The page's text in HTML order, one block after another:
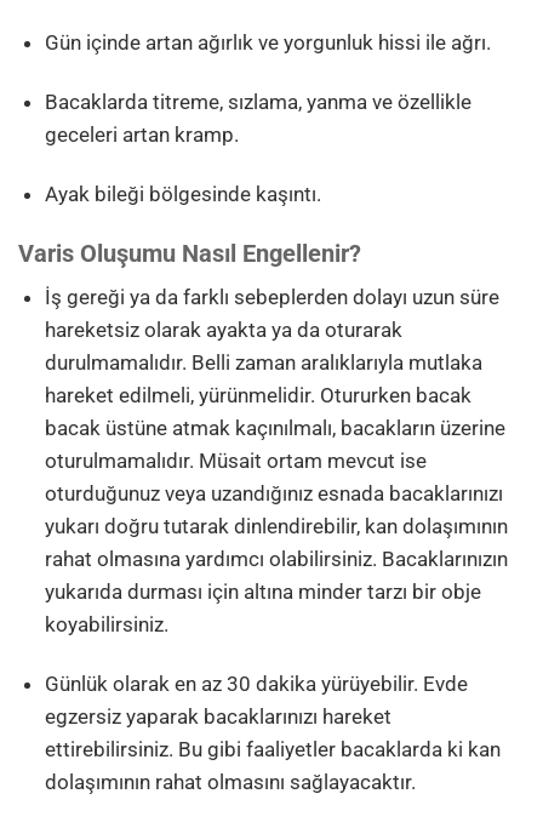
Gün içinde artan ağırlık ve yorgunluk hissi ile ağrı.
Bacaklarda titreme, sızlama, yanma ve özellikle
geceleri artan kramp.
Ayak bileği bölgesinde kaşıntı.
Varis Oluşumu Nasıl Engellenir?
İş gereği ya da farklı sebeplerden dolayı uzun süre
hareketsiz olarak ayakta ya da oturarak
durulmamalıdır. Belli zaman aralıklarıyla mutlaka
hareket edilmeli, yürünmelidir. Otururken bacak
bacak üstüne atmak kaçınılmalı, bacakların üzerine
oturulmamalıdır. Müsait ortam mevcut ise
oturduğunuz veya uzandığınız esnada bacaklarınızı
yukarı doğru tutarak dinlendirebilir, kan dolaşımının
rahat olmasına yardımcı olabilirsiniz. Bacaklarınızın
yukarıda durması için altına minder tarzı bir obje
koyabilirsiniz.
Günlük olarak en az 30 dakika yürüyebilir. Evde
egzersiz yaparak bacaklarınızı hareket
ettirebilirsiniz. Bu gibi faaliyetler bacaklarda ki kan
dolaşımının rahat olmasını sağlayacaktır.